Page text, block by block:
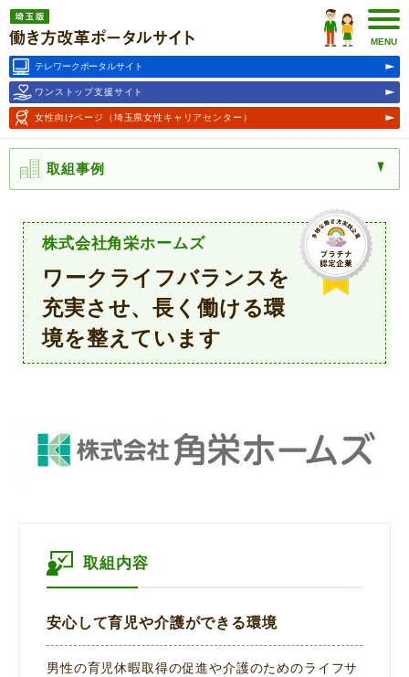
埼玉版働き方改革ポータルサ
イト
MENU
テレワークポータルサイト
ワンストップ支援サイト
女性向けページ （埼玉県女性キャリアセンター）
取組事例
株式会社角栄ホームズ
ワークライフバランスを
充実させ、長く働ける環
境を整えています
取組内容
安心して育児や介護ができる環境
男性の育児休暇取得の促進や介護のためのライフサ